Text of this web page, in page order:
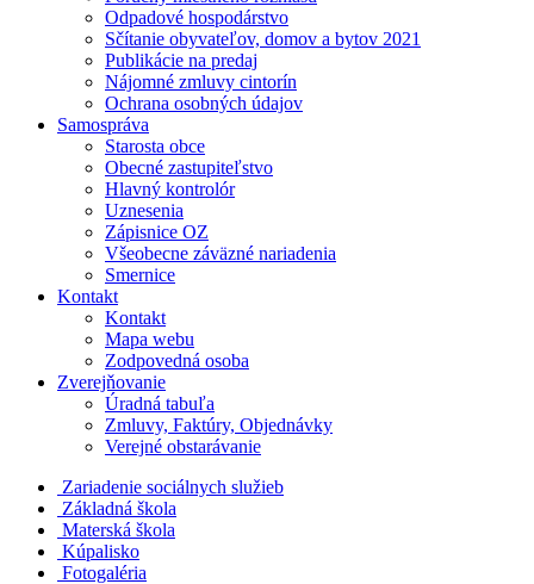
Odpadové hospodárstvo
Sčítanie obyvateľov, domov a bytov 2021
Publikácie na predaj
Nájomné zmluvy cintorín
Ochrana osobných údajov
Samospráva
Starosta obce
Obecné zastupiteľstvo
Hlavný kontrolór
Uznesenia
Zápisnice OZ
Všeobecne záväzné nariadenia
Smernice
Kontakt
Kontakt
Mapa webu
Zodpovedná osoba
Zverejňovanie
Úradná tabuľa
Zmluvy, Faktúry, Objednávky
Verejné obstarávanie
Zariadenie sociálnych služieb
Základná škola
Materská škola
Kúpalisko
Fotogaléria